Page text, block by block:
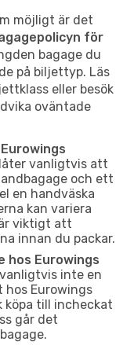
möjligt är det
för
bagage du
på biljettyp. Läs
eller besök
oväntade
vanligtvis att
och ett
en handväska
kan variera
viktigt att
innan du packar.
hos Eurowings
inte en
hos Eurowings
köpa till incheckat
går det